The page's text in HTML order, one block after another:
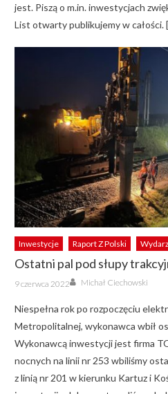
jest. Piszą o m.in. inwestycjach
List otwarty publikujemy w całości.
Inwestycje Raport Z Polski
Ostatni pal pod słupy
Posted
on
9 czerwca 2022 Author
Michał Ciechowski
Niespełna rok po rozpoczęciu
Metropolitalnej, wykonawca wbił
Wykonawcą inwestycji jest firma
nocnych na linii nr 253 wbiliśmy
z linią nr 201 w kierunku Kartuz i